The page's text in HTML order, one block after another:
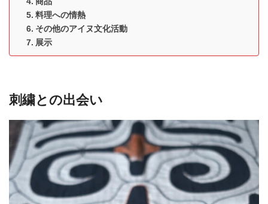
料理への情熱
その他のアイヌ文化活動
展示
刺繍との出会い